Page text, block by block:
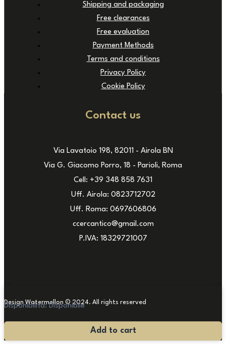
Shipping and packaging
Free clearances
Free evaluation
Payment Methods
Terms and conditions
Privacy Policy
Cookie Policy
Contact us
Via Lavatoio 198, 82011 - Airola BN
Via G. Giacomo Porro, 18 - Parioli, Roma
Cell: +39 348 858 7631
Uff. Airola: 0823712702
Uff. Roma: 0697606806
ccercantico@gmail.com
P.IVA: 18329721007
Design Watermellon © 2024. All rights reserved
Disponibilità: Disponibile
Poltrone
Add to cart